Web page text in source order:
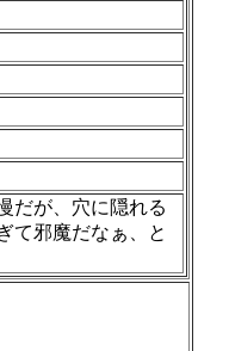
だが、穴に隠れる
て邪魔だなぁ、と